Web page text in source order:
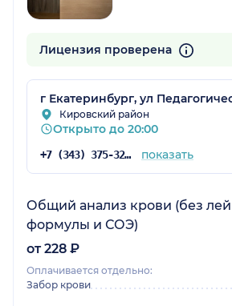
Лицензия проверена
г Екатеринбург, ул
Кировский район
Открыто до 20:00
+7 (343) 375-32-09 показать
Общий анализ крови (без
формулы и СОЭ)
от 228 ₽
Оплачивается отдельно:
Забор крови